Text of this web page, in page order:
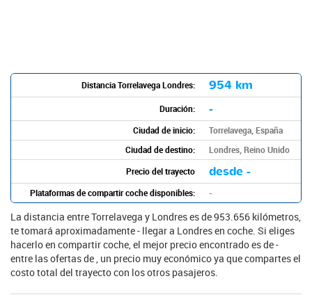
Distancia Torrelavega Londres: 954 km
Duración: -
Ciudad de inicio:
Torrelavega, España
Ciudad de destino:
Londres, Reino Unido
Precio del trayecto
desde -
Plataformas de compartir coche disponibles: -
La distancia entre Torrelavega y Londres es de 953.656 kilómetros,
te tomará aproximadamente - llegar a Londres en coche. Si eliges
hacerlo en compartir coche, el mejor precio encontrado es de -
entre las ofertas de , un precio muy económico ya que compartes el
costo total del trayecto con los otros pasajeros.